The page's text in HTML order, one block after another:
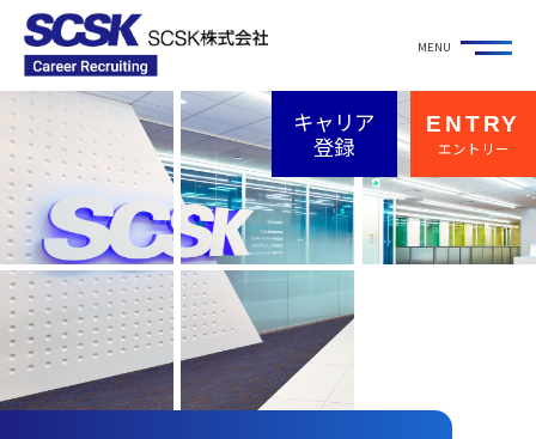
メッセージ
強み・特徴を 知る
仕事とキャリアを知る
キャリア入社社員の声
キャリア
登録
ENTRY
エントリー